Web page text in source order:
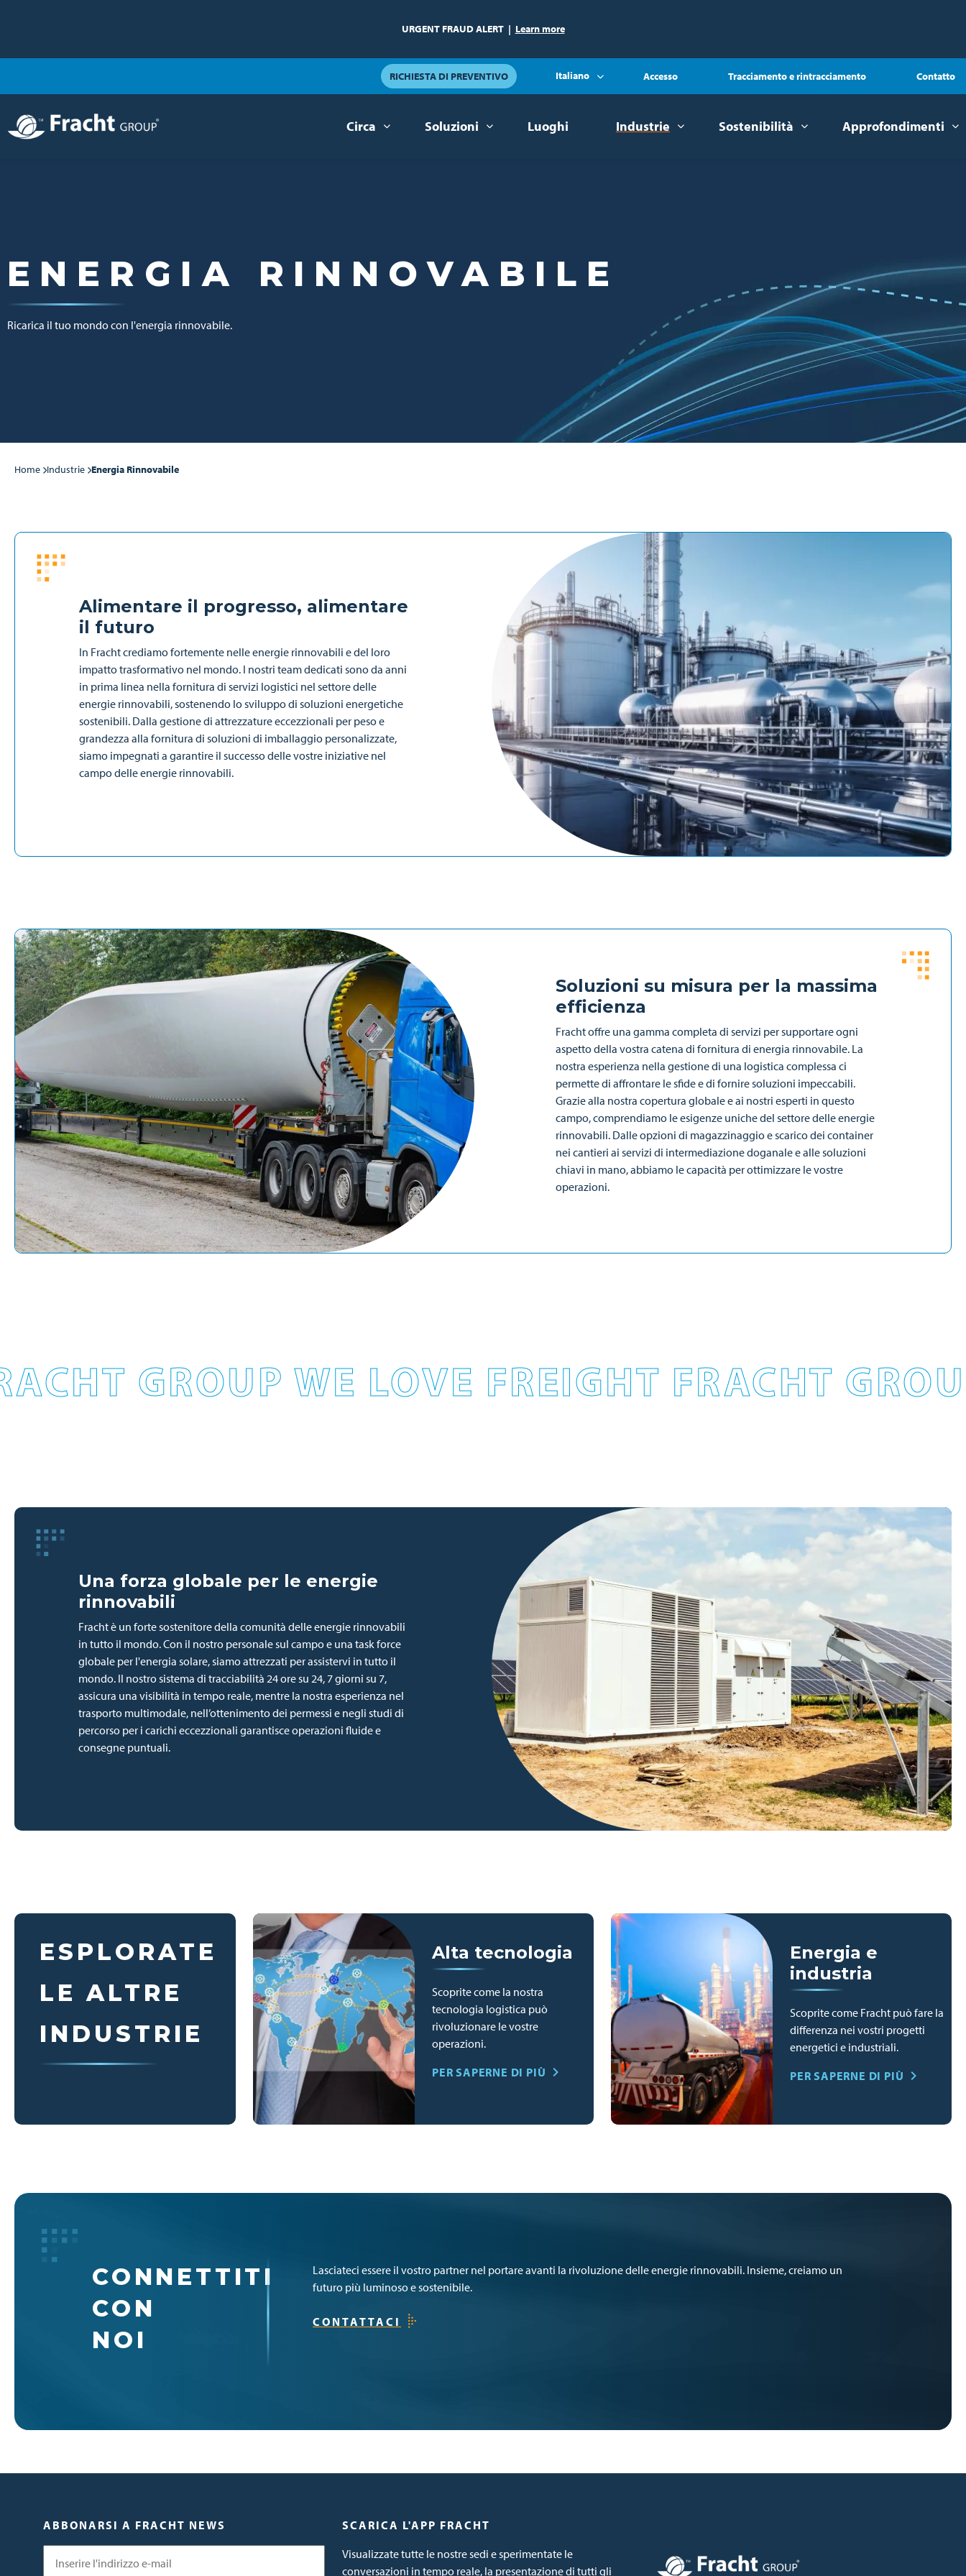
URGENT FRAUD ALERT | Learn more
RICHIESTA DI PREVENTIVO Italiano Accesso Tracciamento e rintracciamento Contatto
Circa Soluzioni Luoghi Industrie Sostenibilità Approfondimenti
ENERGIA RINNOVABILE
Ricarica il tuo mondo con l'energia rinnovabile.
Home Industrie Energia Rinnovabile
Alimentare il progresso, alimentare
il futuro
In Fracht crediamo fortemente nelle energie rinnovabili e del loro
impatto trasformativo nel mondo. I nostri team dedicati sono da anni
in prima linea nella fornitura di servizi logistici nel settore delle
energie rinnovabili, sostenendo lo sviluppo di soluzioni energetiche
sostenibili. Dalla gestione di attrezzature eccezzionali per peso e
grandezza alla fornitura di soluzioni di imballaggio personalizzate,
siamo impegnati a garantire il successo delle vostre iniziative nel
campo delle energie rinnovabili.
Soluzioni su misura per la massima
efficienza
Fracht offre una gamma completa di servizi per supportare ogni
aspetto della vostra catena di fornitura di energia rinnovabile. La
nostra esperienza nella gestione di una logistica complessa ci
permette di affrontare le sfide e di fornire soluzioni impeccabili.
Grazie alla nostra copertura globale e ai nostri esperti in questo
campo, comprendiamo le esigenze uniche del settore delle energie
rinnovabili. Dalle opzioni di magazzinaggio e scarico dei container
nei cantieri ai servizi di intermediazione doganale e alle soluzioni
chiavi in mano, abbiamo le capacità per ottimizzare le vostre
operazioni.
GROUP WE LOVE FREIGHT FRACHT
Una forza globale per le energie
rinnovabili
Fracht è un forte sostenitore della comunità delle energie rinnovabili
in tutto il mondo. Con il nostro personale sul campo e una task force
globale per l'energia solare, siamo attrezzati per assistervi in tutto il
mondo. Il nostro sistema di tracciabilità 24 ore su 24, 7 giorni su 7,
assicura una visibilità in tempo reale, mentre la nostra esperienza nel
trasporto multimodale, nell’ottenimento dei permessi e negli studi di
percorso per i carichi eccezzionali garantisce operazioni fluide e
consegne puntuali.
ESPLORATE
LE ALTRE
INDUSTRIE
Alta tecnologia
Scoprite come la nostra
tecnologia logistica può
rivoluzionare le vostre
operazioni.
PER SAPERNE DI PIÙ
Energia e
industria
Scoprite come Fracht può fare la
differenza nei vostri progetti
energetici e industriali.
PER SAPERNE DI PIÙ
CONNETTITI
CON
NOI
Lasciateci essere il vostro partner nel portare avanti la rivoluzione delle energie rinnovabili. Insieme, creiamo un
futuro più luminoso e sostenibile.
CONTATTACI
ABBONARSI A FRACHT NEWS
SCARICA L'APP FRACHT
Visualizzate tutte le nostre sedi e sperimentate le
conversazioni in tempo reale, la presentazione di tutti gli